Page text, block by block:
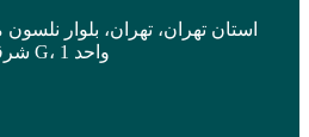
استان تهران، تهران، بلوار
شرقی، پلاک ۲۰، آسانسور طبقه G، واحد 1